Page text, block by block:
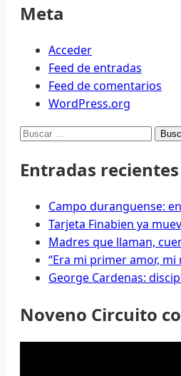
Meta
Acceder
Feed de entradas
Feed de comentarios
WordPress.org
Buscar:
Entradas recientes
Campo duranguense:
Tarjeta Finabien ya
Madres que llaman,
“Era mi primer amor,
George Cardenas:
Noveno Circuito